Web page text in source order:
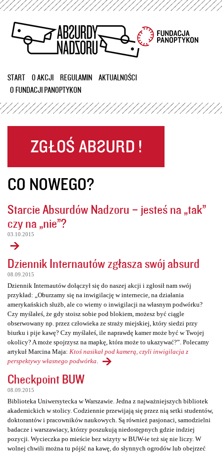
Przejdź
treści
START O AKCJI REGULAMIN
AKTUALNOŚCI
O FUNDACJI PANOPTYKON
CO NOWEGO?
Starcie Absurdów Nadzoru – jesteś na „tak”
czy na „nie”?
03.10.2015
Dziennik Internautów zgłasza swój absurd
08.09.2015
Dziennik Internautów dołączył się do naszej akcji i zgłosił nam swój
przykład: „Oburzamy się na inwigilację w internecie, na działania
amerykańskich służb, ale co wiemy o inwigilacji na własnym podwórku?
Czy myślałeś, że gdy stoisz sobie pod blokiem, możesz być ciągle
obserwowany np. przez człowieka ze straży miejskiej, który siedzi przy
biurku i pije kawę? Czy myślałeś, ile naprawdę kamer może być w Twojej
okolicy? A może spojrzysz na mapkę, która może to ukazywać?”. Polecamy
artykuł Marcina Maja: Ktoś nasikał pod kamerą, czyli inwigilacja z
perspektywy własnego podwórka
Checkpoint BUW
08.09.2015
Biblioteka Uniwersytecka w Warszawie. Jedna z najważniejszych bibliotek
akademickich w stolicy. Codziennie przewijają się przez nią setki studentów,
doktorantów i pracowników naukowych. Są również pasjonaci, samodzielni
badacze i warszawiacy, którzy poszukują niedostępnych gdzie indziej
pozycji. Wycieczka po mieście bez wizyty w BUW-ie też się nie liczy. W
wolnej chwili można tu pójść na kawę, do słynnych ogrodów lub obejrzeć